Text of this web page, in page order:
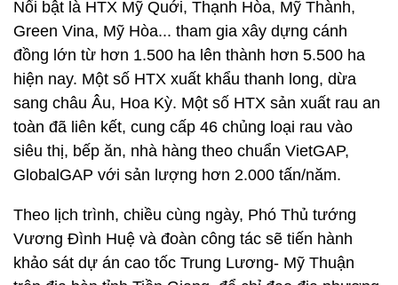
Nổi bật là HTX Mỹ Quới, Thạnh Hòa, Mỹ Thành,
Green Vina, Mỹ Hòa... tham gia xây dựng cánh
đồng lớn từ hơn 1.500 ha lên thành hơn 5.500 ha
hiện nay. Một số HTX xuất khẩu thanh long, dừa
sang châu Âu, Hoa Kỳ. Một số HTX sản xuất rau an
toàn đã liên kết, cung cấp 46 chủng loại rau vào
siêu thị, bếp ăn, nhà hàng theo chuẩn VietGAP,
GlobalGAP với sản lượng hơn 2.000 tấn/năm.
Theo lịch trình, chiều cùng ngày, Phó Thủ tướng
Vương Đình Huệ và đoàn công tác sẽ tiến hành
khảo sát dự án cao tốc Trung Lương- Mỹ Thuận